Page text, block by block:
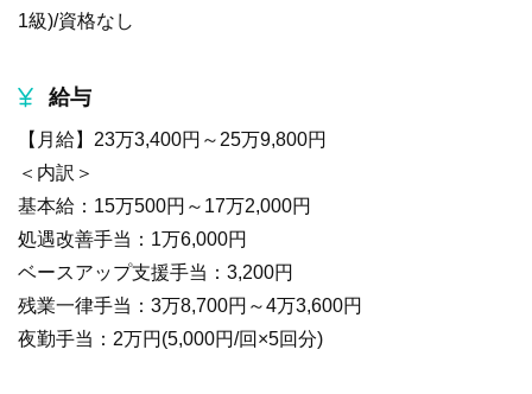
1級)/資格なし
給与
【月給】23万3,400円～25万9,800円
＜内訳＞
基本給：15万500円～17万2,000円
処遇改善手当：1万6,000円
ベースアップ支援手当：3,200円
残業一律手当：3万8,700円～4万3,600円
夜勤手当：2万円(5,000円/回×5回分)